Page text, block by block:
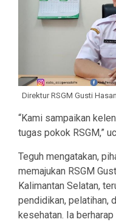
Direktur RSGM Gusti
“Kami sampaikan
tugas pokok RSGM,”
Teguh mengatakan,
memajukan RSGM
Kalimantan Selatan,
pendidikan, pelatihan,
kesehatan. Ia